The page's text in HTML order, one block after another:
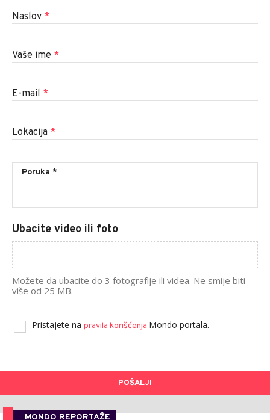
Naslov *
Vaše ime *
E-mail *
Lokacija *
Ubacite video ili foto
Možete da ubacite do 3 fotografije ili videa. Ne smije biti
više od 25 MB.
Pristajete na pravila korišćenja Mondo portala.
POŠALJI
MONDO REPORTAŽE